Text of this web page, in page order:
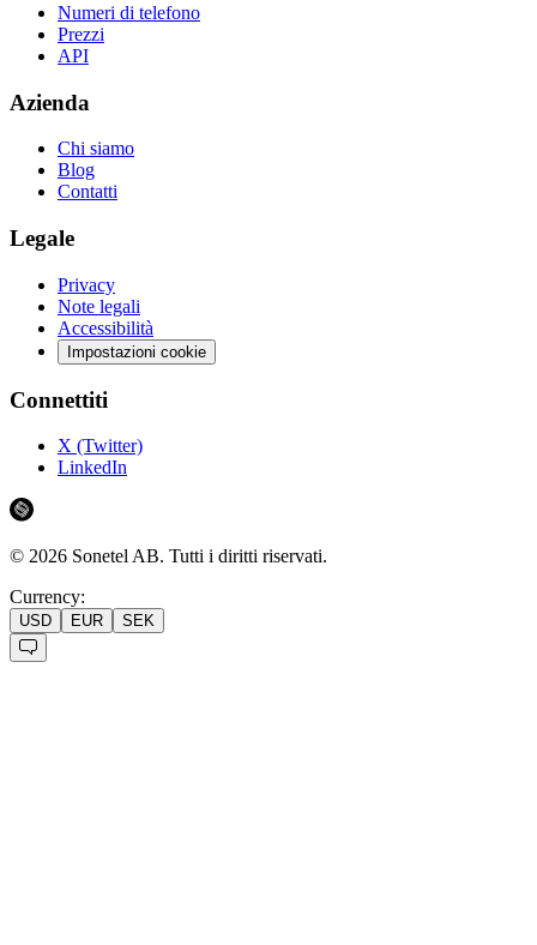
Numeri di telefono
Prezzi
API
Azienda
Chi siamo
Blog
Contatti
Legale
Privacy
Note legali
Accessibilità
Impostazioni cookie
Connettiti
X (Twitter)
LinkedIn
© 2026 Sonetel AB. Tutti i diritti riservati.
Currency:
USD EUR SEK